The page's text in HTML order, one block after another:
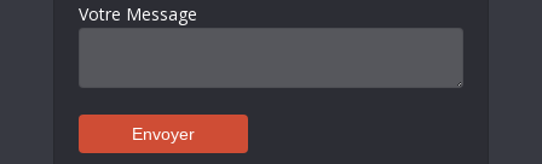
Votre Message